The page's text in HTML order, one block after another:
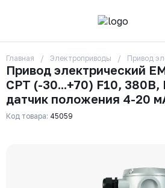
О компании
Контакты
Бренды
Отзывы
Сотрудники
Вакансии
Главная Электроприводы Привод
Привод электрический
CPT (-30...+70) F10, 380В,
датчик положения 4-20
Код товара: 45059